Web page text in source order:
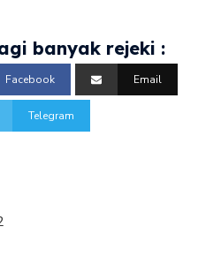
banyak rejeki :
Facebook Email
Telegram